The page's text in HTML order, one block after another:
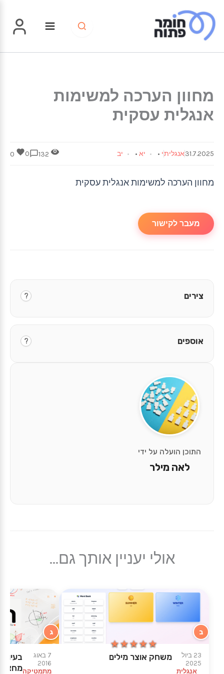
לתוכן
מחוון הערכה למשימות
אנגלית עסקית
31.7.2025אנגליתי • יא • יב 0
מחוון הערכה למשימות אנגלית עסקית
מעבר לקישור
התוכן הועלה על ידי
לאה מילר
צירים ?
אוספים ?
אולי יעניין אותך גם...
★★★★★
★★★★★
ב
23 ביול
2025
אנגלית
משחק אוצר מילים
ג
7 באוג
2016
מתמטיקה